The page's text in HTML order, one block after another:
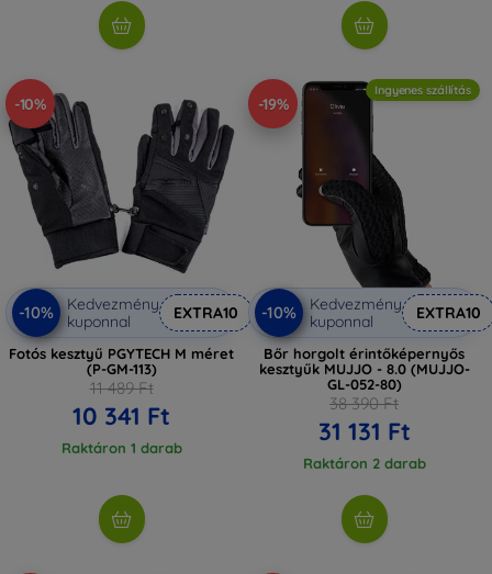
-10%
-10%
Kedvezmény
kuponnal
EXTRA10
Fotós kesztyű PGYTECH M méret
(P-GM-113)
11 489 Ft
10 341 Ft
Raktáron 1 darab
-19%
Ingyenes szállítás
-10%
Kedvezmény
kuponnal
EXTRA10
Bőr horgolt érintőképernyős
kesztyűk MUJJO - 8.0 (MUJJO-
GL-052-80)
38 390 Ft
31 131 Ft
Raktáron 2 darab